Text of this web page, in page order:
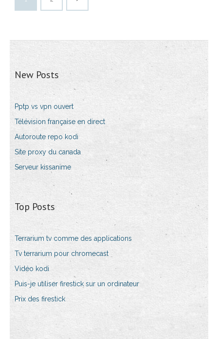
New Posts
Pptp vs vpn ouvert
Télévision française en direct
Autoroute repo kodi
Site proxy du canada
Serveur kissanime
Top Posts
Terrarium tv comme des applications
Tv terrarium pour chromecast
Vidéo kodi
Puis-je utiliser firestick sur un ordinateur
Prix des firestick